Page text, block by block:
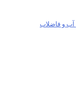
آب و فاضلاب